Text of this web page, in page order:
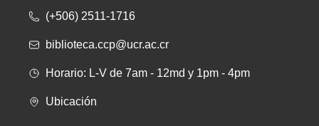
(+506) 2511-1716
biblioteca.ccp@ucr.ac.cr
Horario: L-V de 7am - 12md y 1pm - 4pm
Ubicación